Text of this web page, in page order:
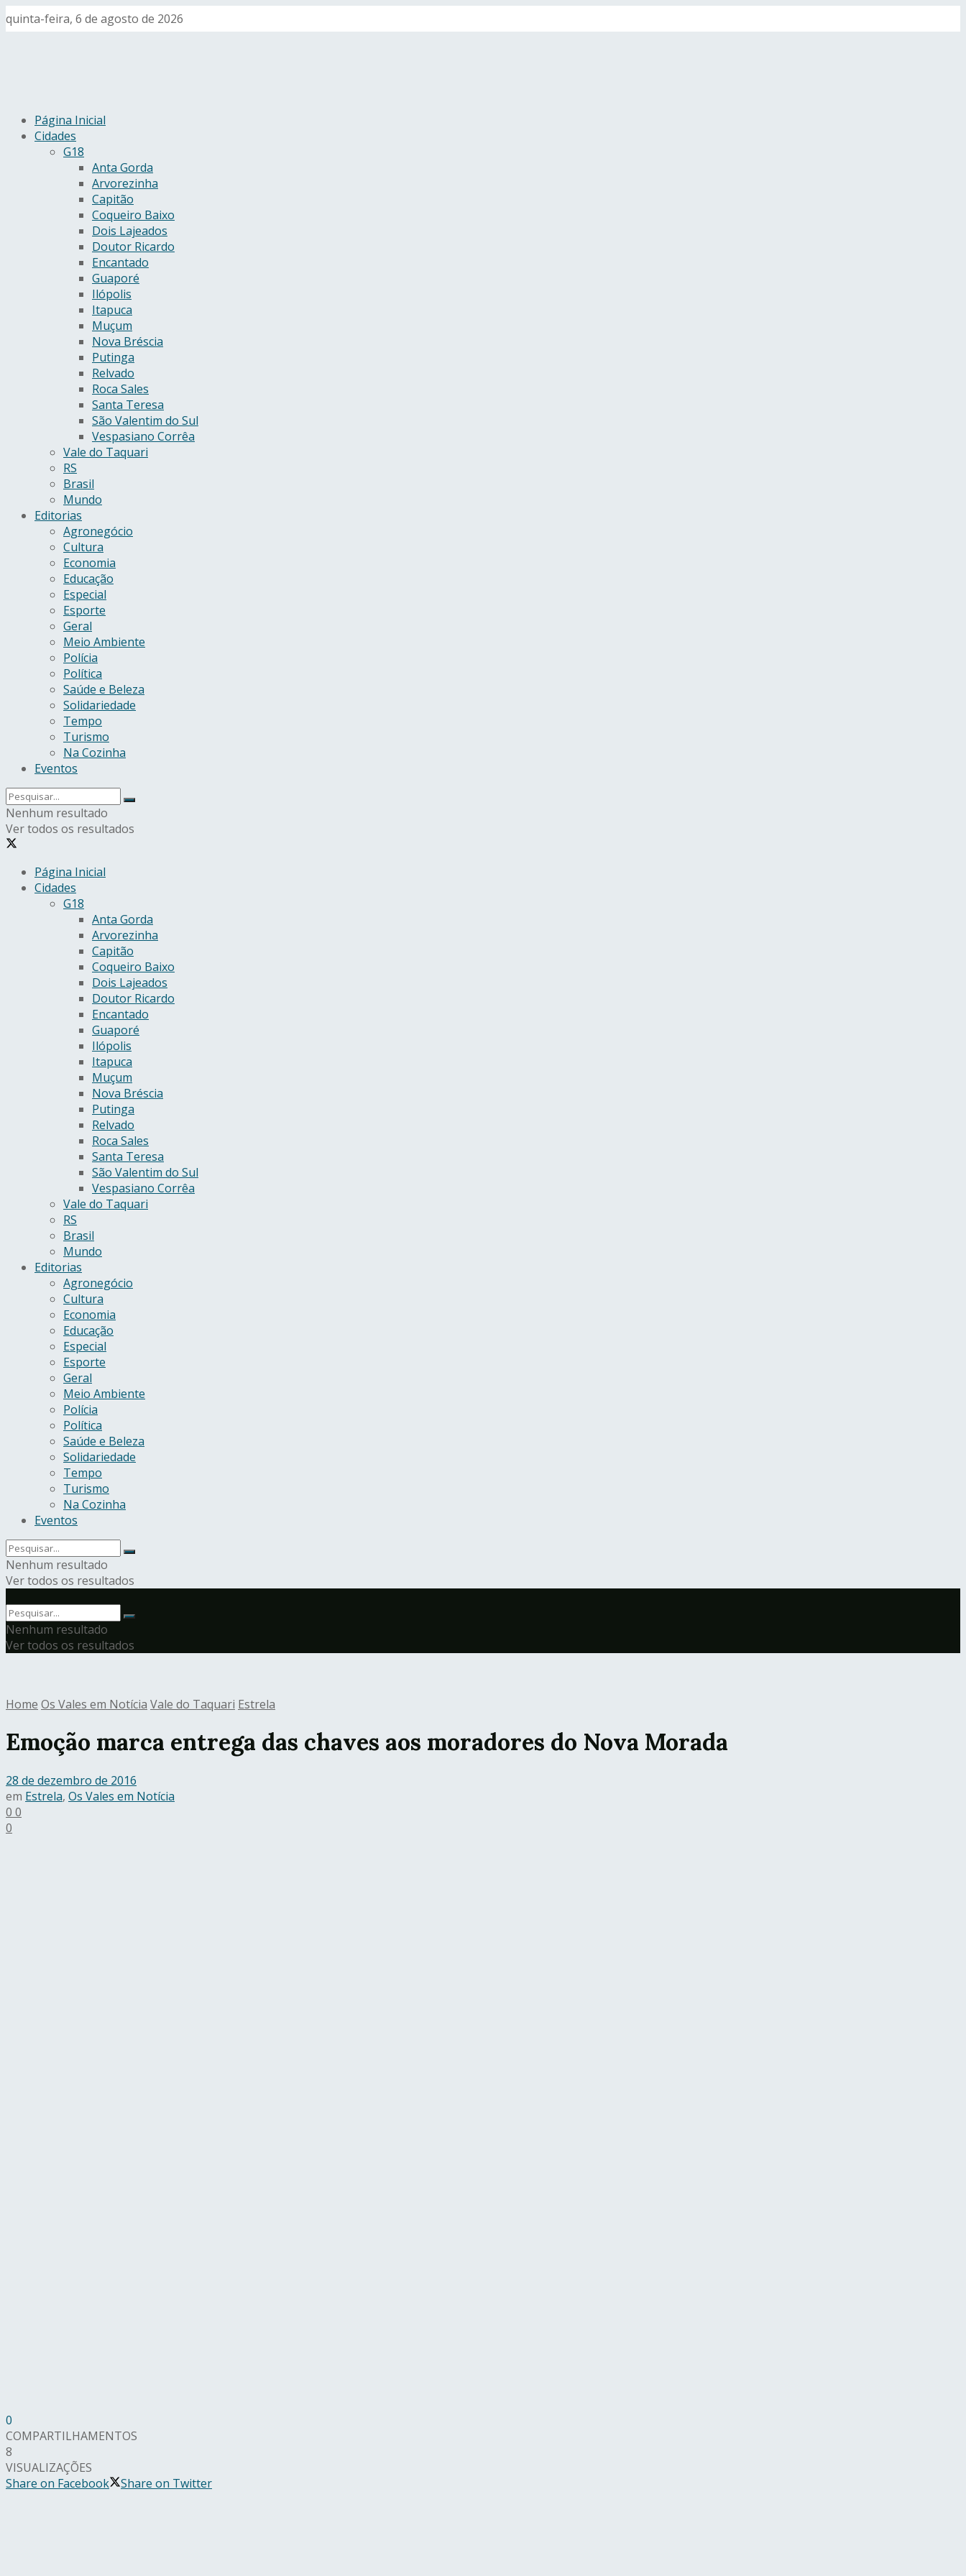
quinta-feira, 6 de agosto de 2026
Página Inicial
Cidades
G18
Anta Gorda
Arvorezinha
Capitão
Coqueiro Baixo
Dois Lajeados
Doutor Ricardo
Encantado
Guaporé
Ilópolis
Itapuca
Muçum
Nova Bréscia
Putinga
Relvado
Roca Sales
Santa Teresa
São Valentim do Sul
Vespasiano Corrêa
Vale do Taquari
RS
Brasil
Mundo
Editorias
Agronegócio
Cultura
Economia
Educação
Especial
Esporte
Geral
Meio Ambiente
Polícia
Política
Saúde e Beleza
Solidariedade
Tempo
Turismo
Na Cozinha
Eventos
Nenhum resultado
Ver todos os resultados
Página Inicial
Cidades
G18
Anta Gorda
Arvorezinha
Capitão
Coqueiro Baixo
Dois Lajeados
Doutor Ricardo
Encantado
Guaporé
Ilópolis
Itapuca
Muçum
Nova Bréscia
Putinga
Relvado
Roca Sales
Santa Teresa
São Valentim do Sul
Vespasiano Corrêa
Vale do Taquari
RS
Brasil
Mundo
Editorias
Agronegócio
Cultura
Economia
Educação
Especial
Esporte
Geral
Meio Ambiente
Polícia
Política
Saúde e Beleza
Solidariedade
Tempo
Turismo
Na Cozinha
Eventos
Nenhum resultado
Ver todos os resultados
Nenhum resultado
Ver todos os resultados
Home Os Vales em Notícia Vale do Taquari Estrela
Emoção marca entrega das chaves aos moradores do Nova Morada
28 de dezembro de 2016
em Estrela, Os Vales em Notícia
0 0
0
0
COMPARTILHAMENTOS
8
VISUALIZAÇÕES
Share on Facebook
Share on Twitter